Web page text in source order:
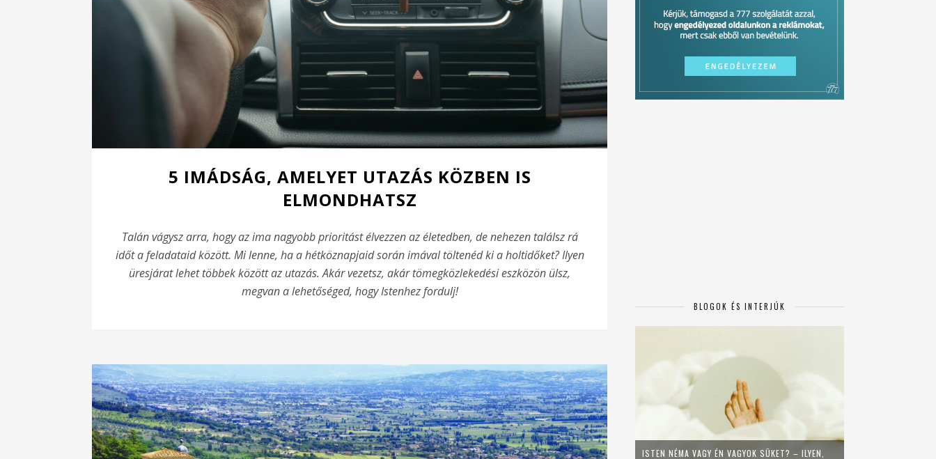
5 IMÁDSÁG, AMELYET UTAZÁS KÖZBEN IS
ELMONDHATSZ
Talán vágysz arra, hogy az ima nagyobb prioritást élvezzen az életedben, de nehezen találsz rá
időt a feladataid között. Mi lenne, ha a hétköznapjaid során imával töltenéd ki a holtidőket? Ilyen
üresjárat lehet többek között az utazás. Akár vezetsz, akár tömegközlekedési eszközön ülsz,
megvan a lehetőséged, hogy Istenhez fordulj!
BLOGOK ÉS INTERJÚK
ISTEN NÉMA VAGY ÉN VAGYOK SÜKET? – ILYEN,